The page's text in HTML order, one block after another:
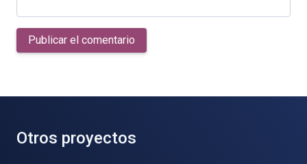
Publicar el comentario
Otros proyectos